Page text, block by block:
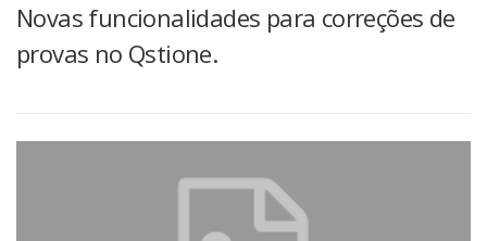
Novas funcionalidades para correções de
provas no Qstione.